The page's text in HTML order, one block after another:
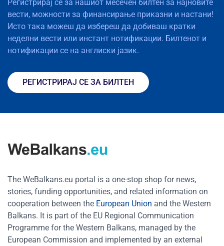
Регистрирај се за нашиот месечен билтен за најновите
вести, можности за финансирање приказни и настани!
Исто така можеш да избереш да добиваш кратки
неделни вести или инстант нотификации. Билтенот и
нотификации се на англиски јазик.
РЕГИСТРИРАЈ СЕ ЗА БИЛТЕН
The WeBalkans.eu portal is a one-stop shop for news,
stories, funding opportunities, and related information on
cooperation between the European Union and the Western
Balkans. It is part of the EU Regional Communication
Programme for the Western Balkans, managed by the
European Commission and implemented by an external